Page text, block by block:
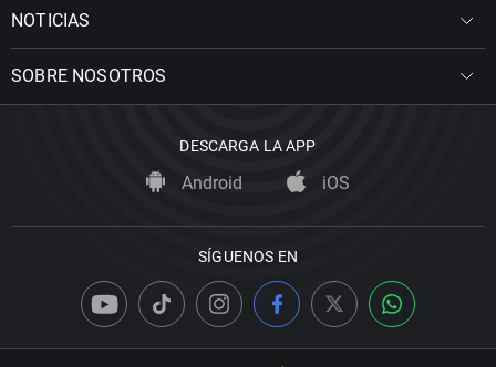
NOTICIAS
SOBRE NOSOTROS
DESCARGA LA APP
Android iOS
SÍGUENOS EN